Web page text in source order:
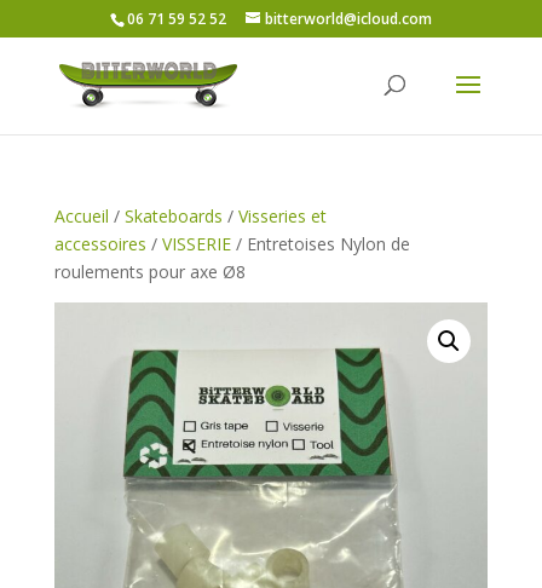
06 71 59 52 52 bitterworld@icloud.com
Accueil / Skateboards / Visseries et
accessoires / VISSERIE/ Entretoises Nylon de
roulements pour axe Ø8